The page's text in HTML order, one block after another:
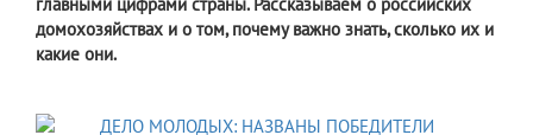
домохозяйствах и о том, почему важно знать, сколько их и
какие они.